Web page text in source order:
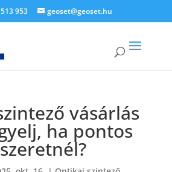
953 geoset@geoset.hu
vásárlás
ha pontos